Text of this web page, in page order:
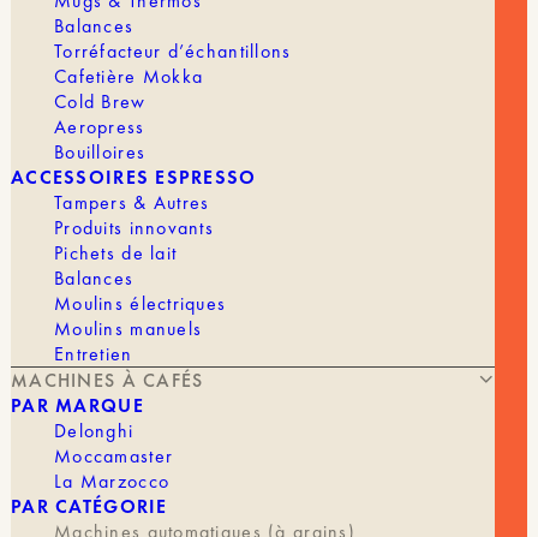
Balances
Torréfacteur d’échantillons
Cafetière Mokka
Cold Brew
Aeropress
Bouilloires
ACCESSOIRES ESPRESSO
Tampers & Autres
Produits innovants
Pichets de lait
Balances
Moulins électriques
Moulins manuels
Entretien
MACHINES À CAFÉS
PAR MARQUE
Delonghi
Moccamaster
La Marzocco
PAR CATÉGORIE
Machines automatiques (à grains)
Profitez d’un café entièrement personnalisable
avec la Delonghi Dinamica.
Description
Cette machine à espresso haut de gamme allie
style et performance pour vous offrir une
expérience café inégalée. Grâce à son système
de préparation automatique et sa buse vapeur
réglable, vous pourrez déguster des expressos
riches en saveurs ou des cappuccinos mousseux
en un clin d’œil. Son design élégant s’intègre
parfaitement dans n’importe quelle cuisine, tandis
que ses fonctionnalités avancées et son écran
tactile intuitif font de chaque tasse un pur délice.
Caractéristiques
Volume du bac à grains : 300g
Poids : 9,5 kg
Grille lavable au lave vaisselle